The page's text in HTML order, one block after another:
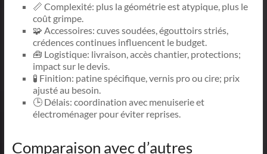
📏 Complexité: plus la géométrie est atypique, plus le
coût grimpe.
🧩 Accessoires: cuves soudées, égouttoirs striés,
crédences continues influencent le budget.
🧰 Logistique: livraison, accès chantier, protections;
impact sur le devis.
🧪 Finition: patine spécifique, vernis pro ou cire; prix
ajusté au besoin.
🕒 Délais: coordination avec menuiserie et
électroménager pour éviter reprises.
Comparaison avec d’autres